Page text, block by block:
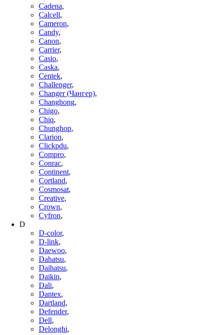
Cadena,
Calcell,
Cameron,
Candy,
Canon,
Carrier,
Casio,
Caska,
Centek,
Challenger,
Changer (Чангер),
Changhong,
Chigo,
Chiq,
Chunghop,
Clarion,
Clickpdu,
Compro,
Conrac,
Continent,
Cortland,
Cosmosat,
Creative,
Crown,
Cyfron,
D
D-color,
D-link,
Daewoo,
Dahatsu,
Daihatsu,
Daikin,
Dali,
Dantex,
Dartland,
Defender,
Dell,
Delonghi,